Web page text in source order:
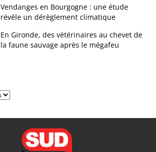
Vendanges en Bourgogne : une étude
révèle un dérèglement climatique
En Gironde, des vétérinaires au chevet de
la faune sauvage après le mégafeu